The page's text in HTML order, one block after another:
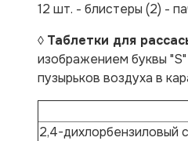
12 шт. - блистеры (2) -
◊ Таблетки для
изображением буквы
пузырьков воздуха в
2,4-дихлорбензиловый